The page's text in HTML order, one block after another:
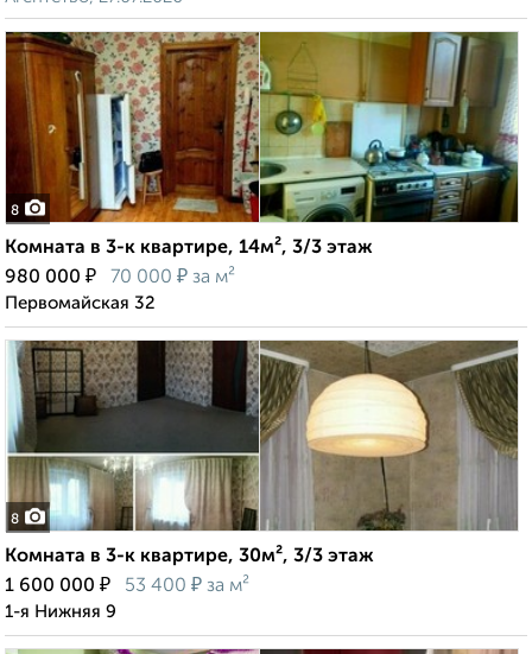
8
Комната в 3-к квартире, 14м², 3/3 этаж
980 000 ₽ 70 000 ₽ за м²
Первомайская 32
8
Комната в 3-к квартире, 30м², 3/3 этаж
1 600 000 ₽ 53 400 ₽ за м²
1-я Нижняя 9